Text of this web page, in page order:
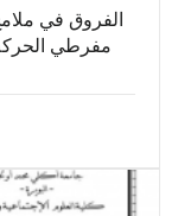
الفروق في
مفرطي الحركة